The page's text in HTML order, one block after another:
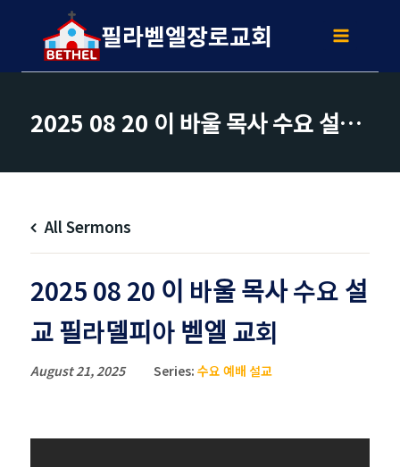
content
필라벧엘장로교회
2025 08 20 이 바울 목사 수요 설교 필라델피아 벧엘 교회
All Sermons
2025 08 20 이 바울 목사 수요 설
교 필라델피아 벧엘 교회
August 21, 2025 Series: 수요 예배 설교